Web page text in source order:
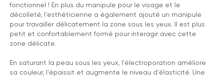
fonctionnel ! En plus du manipule pour le visage et le
décolleté, l'esthéticienne a également ajouté un manipule
pour travailler délicatement la zone sous les yeux. Il est plus
petit et confortablement formé pour interagir avec cette
zone délicate.
En saturant la peau sous les yeux, l'électroporation améliore
sa couleur, l'épaissit et augmente le niveau d'élasticité. Une